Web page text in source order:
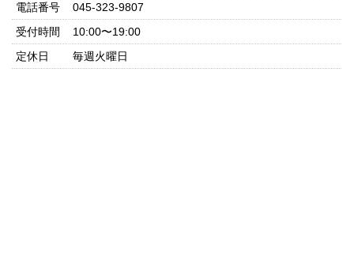
電話番号
045-323-9807
受付時間
10:00〜19:00
定休日
毎週火曜日